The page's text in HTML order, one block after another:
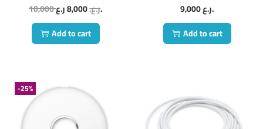
10,000
ر.ع.8,000
ر.ع.
Add to cart
9,000
ر.ع.
Add to cart
-25%